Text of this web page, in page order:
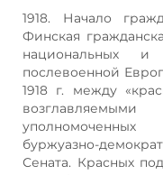
1918. Начало
Финская
национальных и
послевоенной
1918 г. между
буржуазно-
Сената. Красных